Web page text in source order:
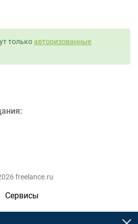
толькоавторизованные
freelance.ru
Сервисы
Помощь